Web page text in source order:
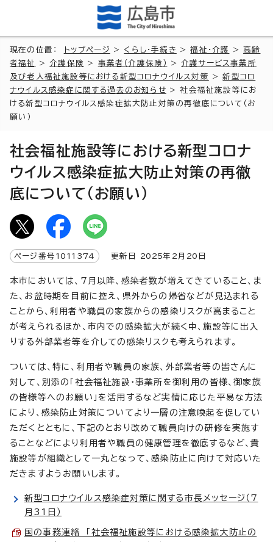
現在の位置： トップページ > くらし・手続き >福祉・介護 >高齢
者福祉
> 介護保険 > 事業者（介護保険） > 介護サービス事業所
及び老人福祉施設等における新型コロナウイルス対策
>新型コロ
ナウイルス感染症に関する過去のお知らせ > 社会福祉施設等にお
ける新型コロナウイルス感染症拡大防止対策の再徹底について（お
願い）
社会福祉施設等における新型コロナ
ウイルス感染症拡大防止対策の再徹
底について（お願い）
ページ番号 1011374 更新日 2025年2月 20 日
本市においては、7月以降、感染者数が増えてきていること、ま
た、お盆時期を目前に控え、県外からの帰省などが見込まれる
ことから、利用者や職員の家族からの感染リスクが高まること
が考えられるほか、市内での感染拡大が続く中、施設等に出入
りする外部業者等を介しての感染リスクも考えられます。
ついては、特に、利用者や職員の家族、外部業者等の皆さんに
対して、別添の「社会福祉施設・事業所を御利用の皆様、御家族
の皆様等へのお願い」を活用するなど実情に応じた平易な方法
により、感染防止対策についてより一層の注意喚起を促してい
ただくとともに、下記のとおり改めて職員向けの研修を実施す
ることなどにより利用者や職員の健康管理を徹底するなど、貴
施設等が組織として一丸となって、感染防止に向けて対応いた
だきますようお願いします。
新型コロナウイルス感染症対策に関する市長メッセージ（7
月31日）
国の事務連絡 「社会福祉施設等における感染拡大防止の